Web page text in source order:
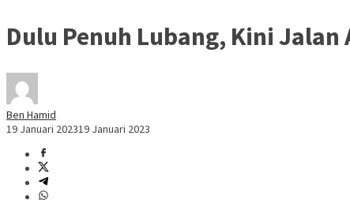
Dulu Penuh Lubang, Kini
Ben Hamid
19 Januari 202319 Januari 2023